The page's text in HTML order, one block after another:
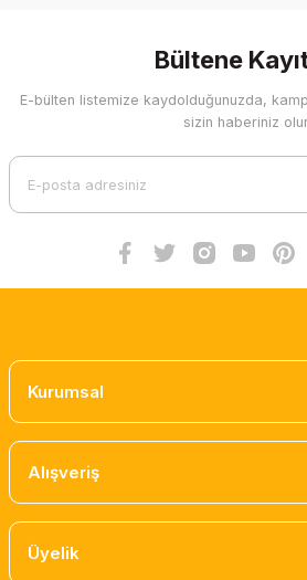
Bültene
E-bülten listemize kaydolduğunuzda,
sizin haberiniz
Kurumsal
Alışveriş
Üyelik